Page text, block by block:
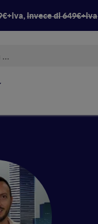
invece di 649€+iva